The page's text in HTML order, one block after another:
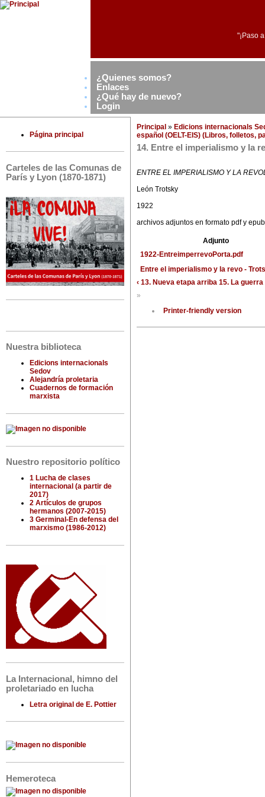
"¡Paso
¿Quienes somos?
Enlaces
¿Qué hay de nuevo?
Login
Página principal
Carteles de las Comunas de
París y Lyon (1870-1871)
Nuestra biblioteca
Edicions internacionals
Sedov
Alejandría proletaria
Cuadernos de formación
marxista
Nuestro repositorio político
1 Lucha de clases
internacional (a partir de
2017)
2 Artículos de grupos
hermanos (2007-2015)
3 Germinal-En defensa del
marxismo (1986-2012)
La Internacional, himno del
proletariado en lucha
Letra original de E. Pottier
Hemeroteca
Principal » Edicions internacionals
español (OELT-EIS) (Libros, folletos,
14. Entre el imperialismo y la
ENTRE EL IMPERIALISMO Y LA
León Trotsky
1922
archivos adjuntos en formato pdf y epub
Adjunto
1922-EntreimperrevoPorta.pdf
Entre el imperialismo y la revo -
‹ 13. Nueva etapa arriba 15. La guerra
»
Printer-friendly version